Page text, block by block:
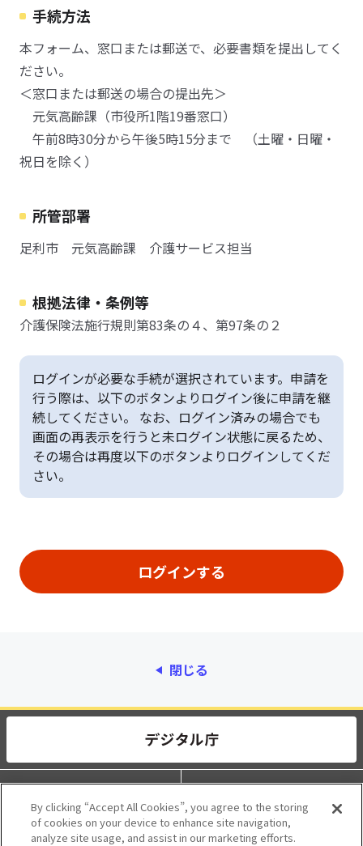
手続方法
本フォーム、窓口または郵送で、必要書類を提出してく
ださい。
＜窓口または郵送の場合の提出先＞
元気高齢課（市役所1階19番窓口）
午前8時30分から午後5時15分まで （土曜・日曜・
祝日を除く）
所管部署
足利市 元気高齢課 介護サービス担当
根拠法律・条例等
介護保険法施行規則第83条の４、第97条の２
ログインが必要な手続が選択されています。申請を
行う際は、以下のボタンよりログイン後に申請を継
続してください。 なお、ログイン済みの場合でも
画面の再表示を行うと未ログイン状態に戻るため、
その場合は再度以下のボタンよりログインしてくだ
さい。
閉じる
動作環境 個人情報保護
利用規約 アクセシビリティ
By clicking “Accept All Cookies”, you agree to the storing
of cookies on your device to enhance site navigation,
analyze site usage, and assist in our marketing efforts.